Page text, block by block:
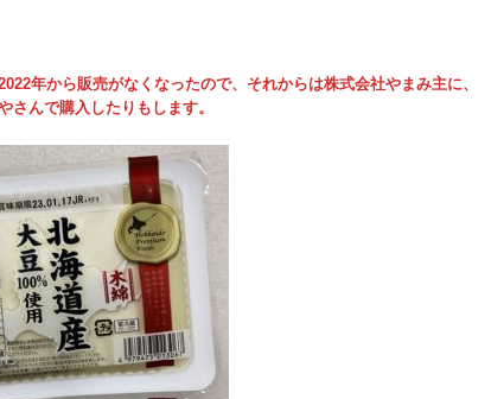
年から販売がなくなったので、それからは株式会社やまみ主に、
さんで購入したりもします。